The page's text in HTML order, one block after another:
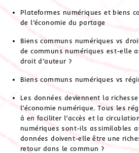
Plateformes numériques et biens
de l’économie du partage
Biens communs numériques vs
de communs numériques est-elle
droit d’auteur ?
Biens communs numériques vs
Les données deviennent la
l’économie numérique. Tous les
à en faciliter l’accès et la
numériques sont-ils assimilables
données doivent-elle être une
retour dans le commun ?